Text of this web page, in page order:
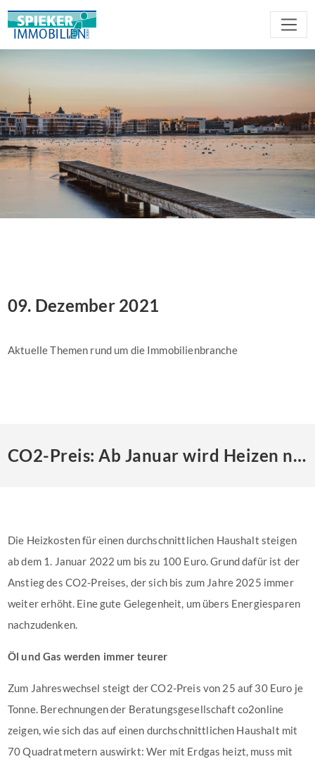
09. Dezember 2021
Aktuelle Themen rund um die Immobilienbranche
CO2-Preis: Ab Januar wird Heizen noch teurer
Die Heizkosten für einen durchschnittlichen Haushalt steigen
ab dem 1. Januar 2022 um bis zu 100 Euro. Grund dafür ist der
Anstieg des CO2-Preises, der sich bis zum Jahre 2025 immer
weiter erhöht. Eine gute Gelegenheit, um übers Energiesparen
nachzudenken.
Öl und Gas werden immer teurer
Zum Jahreswechsel steigt der CO2-Preis von 25 auf 30 Euro je
Tonne. Berechnungen der Beratungsgesellschaft co2online
zeigen, wie sich das auf einen durchschnittlichen Haushalt mit
70 Quadratmetern auswirkt: Wer mit Erdgas heizt, muss mit